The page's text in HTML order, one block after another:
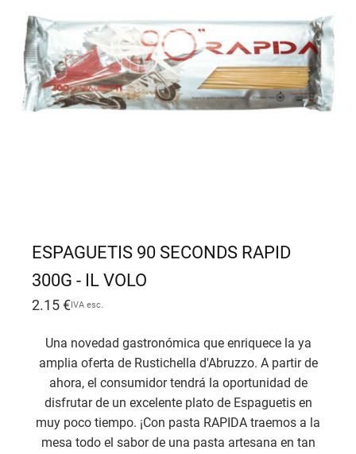
ESPAGUETIS 90 SECONDS RAPID
300G - IL VOLO
2.15€IVA esc.
Una novedad gastronómica que enriquece la ya
amplia oferta de Rustichella d'Abruzzo. A partir de
ahora, el consumidor tendrá la oportunidad de
disfrutar de un excelente plato de Espaguetis en
muy poco tiempo. ¡Con pasta RAPIDA traemos a la
mesa todo el sabor de una pasta artesana en tan